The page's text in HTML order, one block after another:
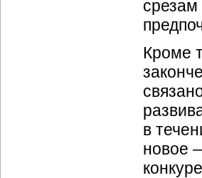
Кроме
в
новое